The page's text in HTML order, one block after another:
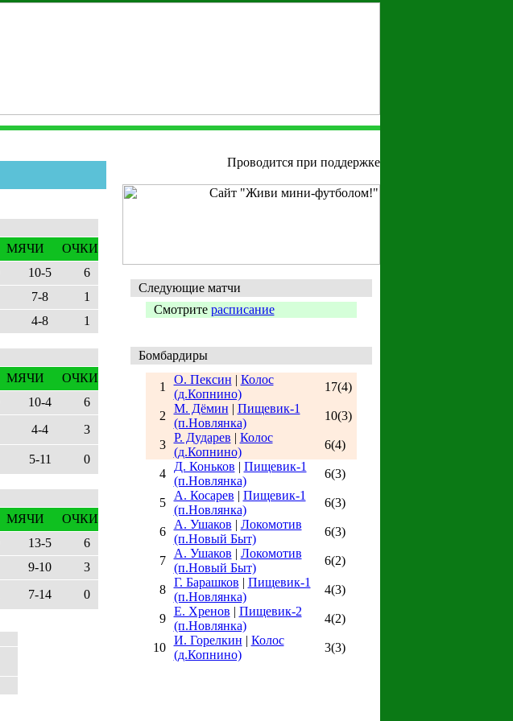
МЯЧИ
ОЧКИ
10-5
6
7-8
1
4-8 1
МЯЧИ
ОЧКИ
10-4
6
4-4 3
5-11 0
МЯЧИ
ОЧКИ
13-5
6
9-10
3
7-14 0
Проводится при поддержке
Следующие матчи
Смотрите расписание
Бомбардиры
1
О. Пексин | Колос
(д.Копнино)
17(4)
2
М. Дёмин | Пищевик-1
(п.Новлянка)
10(3)
3
Р. Дударев | Колос
(д.Копнино)
6(4)
4
Д. Коньков | Пищевик-1
(п.Новлянка)
6(3)
5
А. Косарев | Пищевик-1
(п.Новлянка)
6(3)
6
А. Ушаков | Локомотив
(п.Новый Быт)
6(3)
7
А. Ушаков | Локомотив
(п.Новый Быт)
6(2)
8
Г. Барашков | Пищевик-1
(п.Новлянка)
4(3)
9
Е. Хренов | Пищевик-2
(п.Новлянка)
4(2)
10
И. Горелкин | Колос
(д.Копнино)
3(3)